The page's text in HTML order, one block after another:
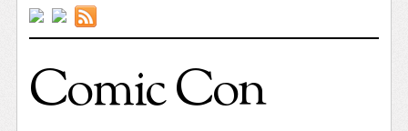
Comic Con